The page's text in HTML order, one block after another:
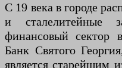
С 19 века в городе
и сталелитейные
финансовый сектор
Банк Святого
является старейшим